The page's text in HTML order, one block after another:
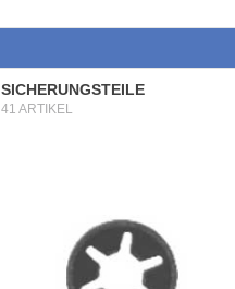
SICHERUNGSTEILE
41 ARTIKEL